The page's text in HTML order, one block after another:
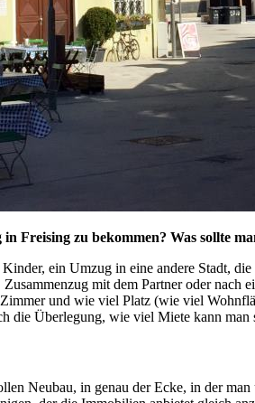
Freising zu bekommen? Was sollte
ein Umzug in eine andere Stadt,
mit dem Partner oder
und wie viel Platz (wie viel
die Überlegung, wie viel Miete kann man
Neubau, in genau der Ecke, in der